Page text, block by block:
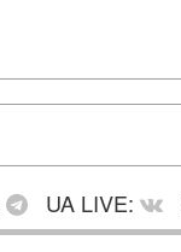
UA LIVE: